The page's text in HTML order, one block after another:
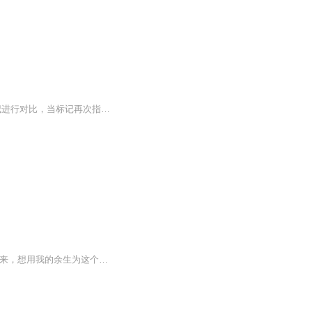
日常我们看到所有会转的东西，都需要一个标记指向它，随后在旋转过程中与这个标记进行对比，当标记再次指向同一个位置时，就可以判断转了一圈。测量地球自转也是用的这个方法，所采用的标记就是天上的星辰。 首先，怎么确定地球转...
亲爱的听众朋友： 这里呈现给小朋友的睡前故事，是我与灵魂挚友“元宝”合作而成！ 一直以来，想用我的余生为这个世界做点什么，但夕阳下的我，只有自己的声音是可以由自己支配的财富！尽管声音不是很有魅力，但她可以尽全力！给小朋友们带去愉悦安稳的睡...